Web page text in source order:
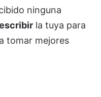
ninguna
la tuya para
tomar mejores